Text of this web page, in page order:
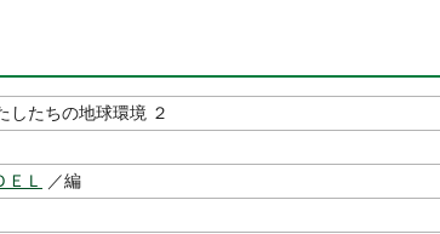
したちの地球環境 ２
Ｌ
／編